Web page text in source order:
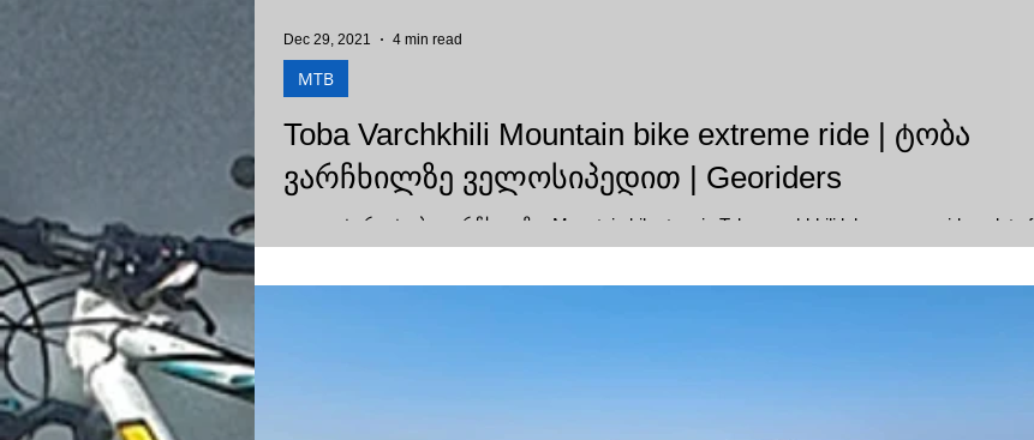
Toba Varchkhili Mountain bike extreme ride | ტობა
ვარჩხილზე ველოსიპედით | Georiders
ველო ტური ტობა ვარჩხილზე. Mountain bike tour in Toba varchkhili lakes. crazy riders, lot of
adrenaline and extreme. watch video
MTB
Dec 29, 2021 4 min read